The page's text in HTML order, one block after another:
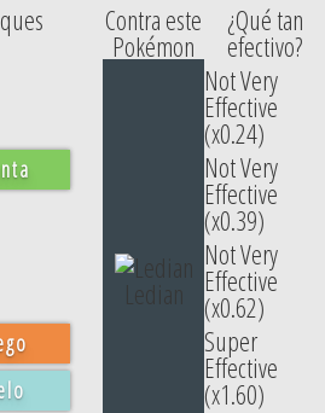
Contra este
Pokémon
¿Qué tan
efectivo?
Ledian
Not Very
Effective
(x0.24)
Not Very
Effective
(x0.39)
Not Very
Effective
(x0.62)
Super
Effective
(x1.60)